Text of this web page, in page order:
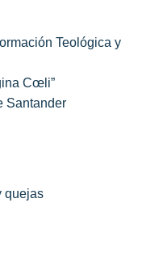
Teológica y
Cœli”
Santander
quejas